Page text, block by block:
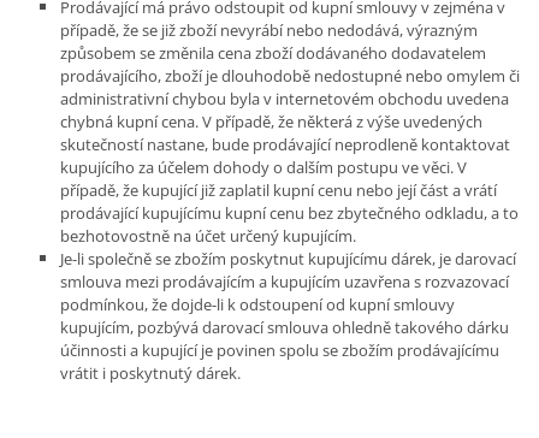
Prodávající má právo odstoupit od kupní smlouvy v zejména v
případě, že se již zboží nevyrábí nebo nedodává, výrazným
způsobem se změnila cena zboží dodávaného dodavatelem
prodávajícího, zboží je dlouhodobě nedostupné nebo omylem či
administrativní chybou byla v internetovém obchodu uvedena
chybná kupní cena. V případě, že některá z výše uvedených
skutečností nastane, bude prodávající neprodleně kontaktovat
kupujícího za účelem dohody o dalším postupu ve věci. V
případě, že kupující již zaplatil kupní cenu nebo její část a vrátí
prodávající kupujícímu kupní cenu bez zbytečného odkladu, a to
bezhotovostně na účet určený kupujícím.
Je-li společně se zbožím poskytnut kupujícímu dárek, je darovací
smlouva mezi prodávajícím a kupujícím uzavřena s rozvazovací
podmínkou, že dojde-li k odstoupení od kupní smlouvy
kupujícím, pozbývá darovací smlouva ohledně takového dárku
účinnosti a kupující je povinen spolu se zbožím prodávajícímu
vrátit i poskytnutý dárek.